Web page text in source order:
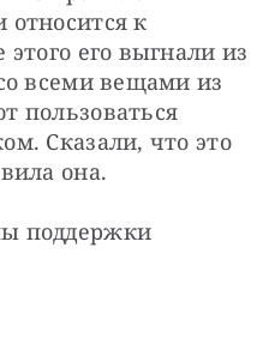
относится к
его выгнали из
всеми вещами из
пользоваться
Сказали, что это
она.
поддержки